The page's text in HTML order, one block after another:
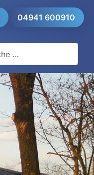
04941 600910